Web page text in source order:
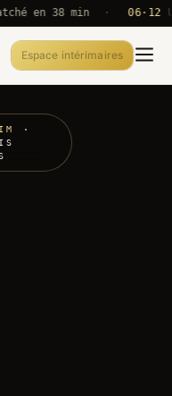
en 38 min · 06·12 UTC
Espace intérimaires
·